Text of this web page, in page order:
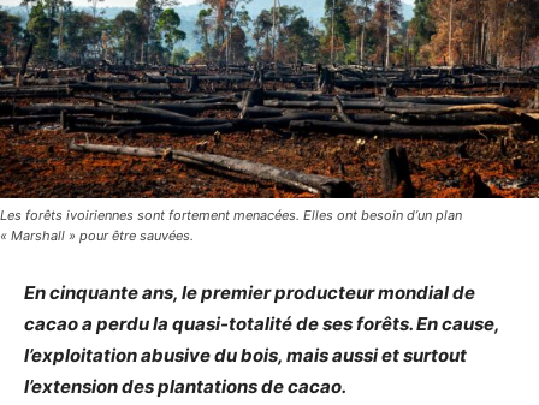
Les forêts ivoiriennes sont fortement menacées. Elles ont besoin d’un plan
« Marshall » pour être sauvées.
En cinquante ans, le premier producteur mondial de
cacao a perdu la quasi-totalité de ses forêts. En cause,
l’exploitation abusive du bois, mais aussi et surtout
l’extension des plantations de cacao.